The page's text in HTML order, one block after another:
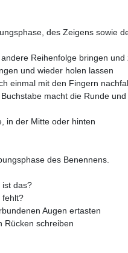
des Zeigens sowie
Reihenfolge bringen und
und wieder holen lassen
einmal mit den Fingern
macht die Runde
in der Mitte oder hinten
des Benennens.
ist das?
fehlt?
Augen ertasten
Rücken schreiben